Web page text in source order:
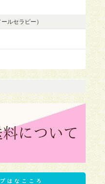
ルセラピー）
は な こ こ ろ